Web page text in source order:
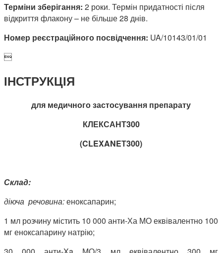
Терміни зберігання: 2 роки. Термін придатності після
відкриття флакону – не більше 28 днів.
Номер реєстраційного посвідчення: UA/10143/01/01

ІНСТРУКЦІЯ
для медичного застосування препарату
КЛЕКСАНТ300
(CLEXANEТ300)
Склад:
діюча речовина:еноксапарин;
1 мл розчину містить 10 000 анти-Ха МО еквівалентно 100
мг еноксапарину натрію;